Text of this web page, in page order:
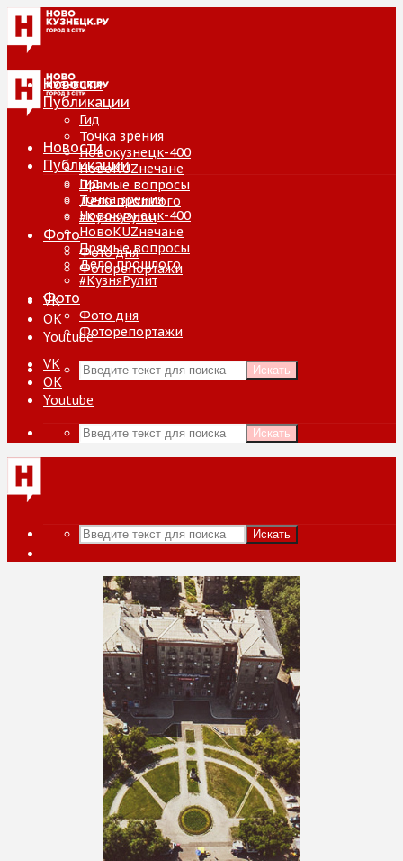
Новости
Публикации
Гид
Точка зрения
Новокузнецк-400
НовоKUZнечане
Прямые вопросы
Дело прошлого
#КузняРулит
Фото
Фото дня
Фоторепортажи
VK
ОК
Youtube
Искать
Новости
Публикации
Гид
Точка зрения
Новокузнецк-400
НовоKUZнечане
Прямые вопросы
Дело прошлого
#КузняРулит
Фото
Фото дня
Фоторепортажи
VK
ОК
Youtube
Искать
Искать